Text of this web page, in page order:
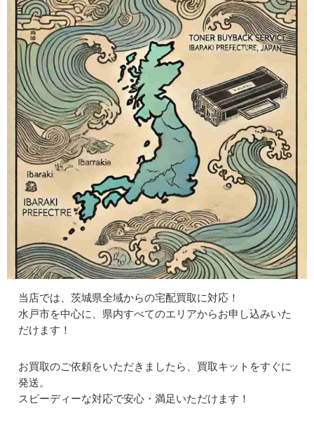
当店では、茨城県全域からの宅配買取に対応！
水戸市を中心に、県内すべてのエリアからお申し込みいた
だけます！
お買取のご依頼をいただきましたら、買取キットをすぐに
発送。
スピーディーな対応で安心・満足いただけます！